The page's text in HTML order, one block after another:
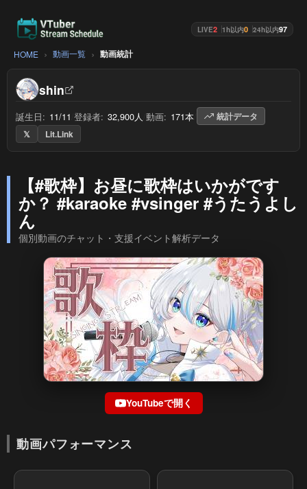
LIVE2 1h以内0 24h以内97
HOME 動画一覧 動画統計
shin
誕生日: 11/11 登録者: 32,900人 動画: 171本
統計データ
𝕏
Lit.Link
【#歌枠】お昼に歌枠はいかがです
か？ #karaoke #vsinger #うたうよし
ん
個別動画のチャット・支援イベント解析データ
YouTubeで開く
動画パフォーマンス